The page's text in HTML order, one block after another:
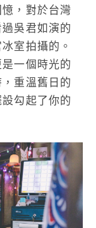
，對於台灣
吳君如演的
室拍攝的。
一個時光的
重溫舊日的
勾起了你的